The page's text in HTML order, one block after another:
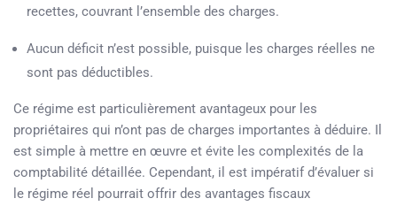
recettes, couvrant l’ensemble des charges.
Aucun déficit n’est possible, puisque les charges réelles ne
sont pas déductibles.
Ce régime est particulièrement avantageux pour les
propriétaires qui n’ont pas de charges importantes à déduire. Il
est simple à mettre en œuvre et évite les complexités de la
comptabilité détaillée. Cependant, il est impératif d’évaluer si
le régime réel pourrait offrir des avantages fiscaux